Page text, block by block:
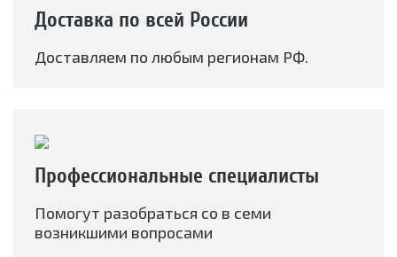
Доставка по всей России
Доставляем по любым регионам РФ.
Профессиональные специалисты
Помогут разобраться со в семи
возникшими вопросами